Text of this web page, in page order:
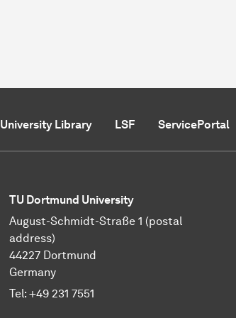
University Library LSF ServicePortal
TU Dortmund University
August-Schmidt-Straße 1 (postal
address)
44227 Dortmund
Germany
Tel: +49 231 7551